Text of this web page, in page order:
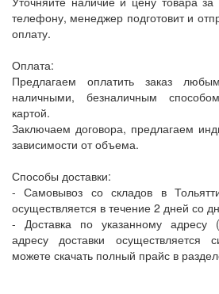
телефону, менеджер подготовит и
оплату.
Оплата:
Предлагаем оплатить заказ
наличными, безналичным
картой.
Заключаем договора, предлагаем
зависимости от объема.
Способы доставки:
- Самовывоз со складов в
осуществляется в течение 2 дней со
- Доставка по указанному адресу
адресу доставки осуществляется
можете скачать полный прайс в